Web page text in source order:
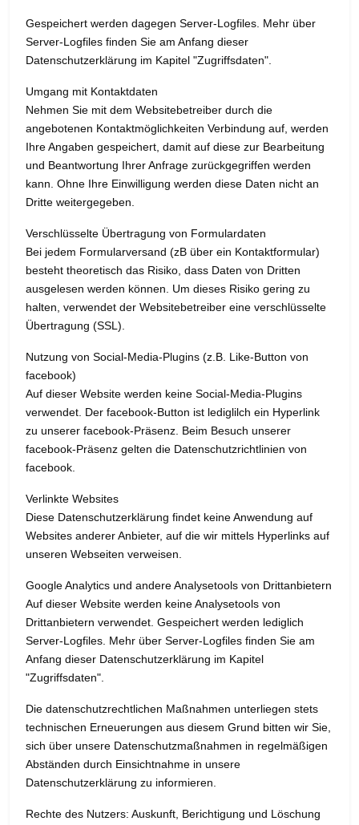
Gespeichert werden dagegen Server-Logfiles. Mehr über
Server-Logfiles finden Sie am Anfang dieser
Datenschutzerklärung im Kapitel "Zugriffsdaten".
Umgang mit Kontaktdaten
Nehmen Sie mit dem Websitebetreiber durch die
angebotenen Kontaktmöglichkeiten Verbindung auf, werden
Ihre Angaben gespeichert, damit auf diese zur Bearbeitung
und Beantwortung Ihrer Anfrage zurückgegriffen werden
kann. Ohne Ihre Einwilligung werden diese Daten nicht an
Dritte weitergegeben.
Verschlüsselte Übertragung von Formulardaten
Bei jedem Formularversand (zB über ein Kontaktformular)
besteht theoretisch das Risiko, dass Daten von Dritten
ausgelesen werden können. Um dieses Risiko gering zu
halten, verwendet der Websitebetreiber eine verschlüsselte
Übertragung (SSL).
Nutzung von Social-Media-Plugins (z.B. Like-Button von
facebook)
Auf dieser Website werden keine Social-Media-Plugins
verwendet. Der facebook-Button ist lediglilch ein Hyperlink
zu unserer facebook-Präsenz. Beim Besuch unserer
facebook-Präsenz gelten die Datenschutzrichtlinien von
facebook.
Verlinkte Websites
Diese Datenschutzerklärung findet keine Anwendung auf
Websites anderer Anbieter, auf die wir mittels Hyperlinks auf
unseren Webseiten verweisen.
Google Analytics und andere Analysetools von Drittanbietern
Auf dieser Website werden keine Analysetools von
Drittanbietern verwendet. Gespeichert werden lediglich
Server-Logfiles. Mehr über Server-Logfiles finden Sie am
Anfang dieser Datenschutzerklärung im Kapitel
"Zugriffsdaten".
Die datenschutzrechtlichen Maßnahmen unterliegen stets
technischen Erneuerungen aus diesem Grund bitten wir Sie,
sich über unsere Datenschutzmaßnahmen in regelmäßigen
Abständen durch Einsichtnahme in unsere
Datenschutzerklärung zu informieren.
Rechte des Nutzers: Auskunft, Berichtigung und Löschung